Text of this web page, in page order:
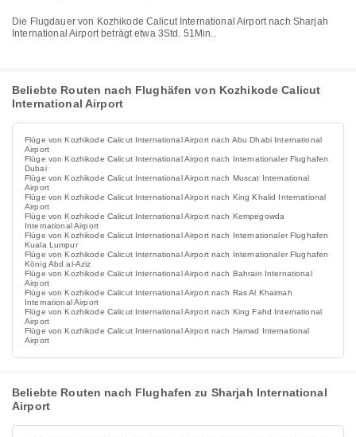
Die Flugdauer von Kozhikode Calicut International Airport nach Sharjah
International Airport beträgt etwa 3Std. 51Min..
Beliebte Routen nach Flughäfen von Kozhikode Calicut
International Airport
Flüge von Kozhikode Calicut International Airport nach Abu Dhabi International
Airport
Flüge von Kozhikode Calicut International Airport nach Internationaler Flughafen
Dubai
Flüge von Kozhikode Calicut International Airport nach Muscat International
Airport
Flüge von Kozhikode Calicut International Airport nach King Khalid International
Airport
Flüge von Kozhikode Calicut International Airport nach Kempegowda
International Airport
Flüge von Kozhikode Calicut International Airport nach Internationaler Flughafen
Kuala Lumpur
Flüge von Kozhikode Calicut International Airport nach Internationaler Flughafen
König Abd al-Aziz
Flüge von Kozhikode Calicut International Airport nach Bahrain International
Airport
Flüge von Kozhikode Calicut International Airport nach Ras Al Khaimah
International Airport
Flüge von Kozhikode Calicut International Airport nach King Fahd International
Airport
Flüge von Kozhikode Calicut International Airport nach Hamad International
Airport
Beliebte Routen nach Flughafen zu Sharjah International
Airport